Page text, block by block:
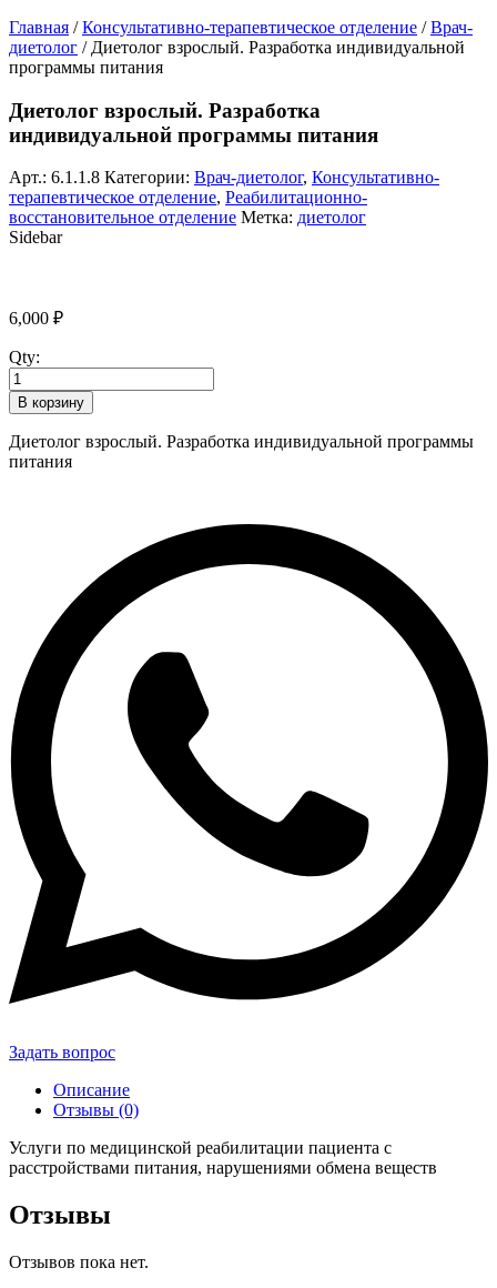
Главная /Консультативно-терапевтическое отделение /Врач-
диетолог / Диетолог взрослый. Разработка индивидуальной
программы питания
Диетолог взрослый. Разработка
индивидуальной программы питания
Арт.: 6.1.1.8 Категории: Врач-диетолог, Консультативно-
терапевтическое отделение, Реабилитационно-
восстановительное отделение Метка: диетолог
Sidebar
6,000 ₽
Qty:
В корзину
Диетолог взрослый. Разработка индивидуальной программы
питания
Задать вопрос
Описание
Отзывы (0)
Услуги по медицинской реабилитации пациента с
расстройствами питания, нарушениями обмена веществ
Отзывы
Отзывов пока нет.